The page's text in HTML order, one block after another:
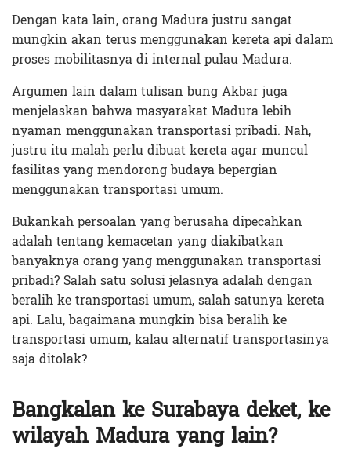
Dengan kata lain, orang Madura justru sangat
mungkin akan terus menggunakan kereta api dalam
proses mobilitasnya di internal pulau Madura.
Argumen lain dalam tulisan bung Akbar juga
menjelaskan bahwa masyarakat Madura lebih
nyaman menggunakan transportasi pribadi. Nah,
justru itu malah perlu dibuat kereta agar muncul
fasilitas yang mendorong budaya bepergian
menggunakan transportasi umum.
Bukankah persoalan yang berusaha dipecahkan
adalah tentang kemacetan yang diakibatkan
banyaknya orang yang menggunakan transportasi
pribadi? Salah satu solusi jelasnya adalah dengan
beralih ke transportasi umum, salah satunya kereta
api. Lalu, bagaimana mungkin bisa beralih ke
transportasi umum, kalau alternatif transportasinya
saja ditolak?
Bangkalan ke Surabaya deket, ke
wilayah Madura yang lain?